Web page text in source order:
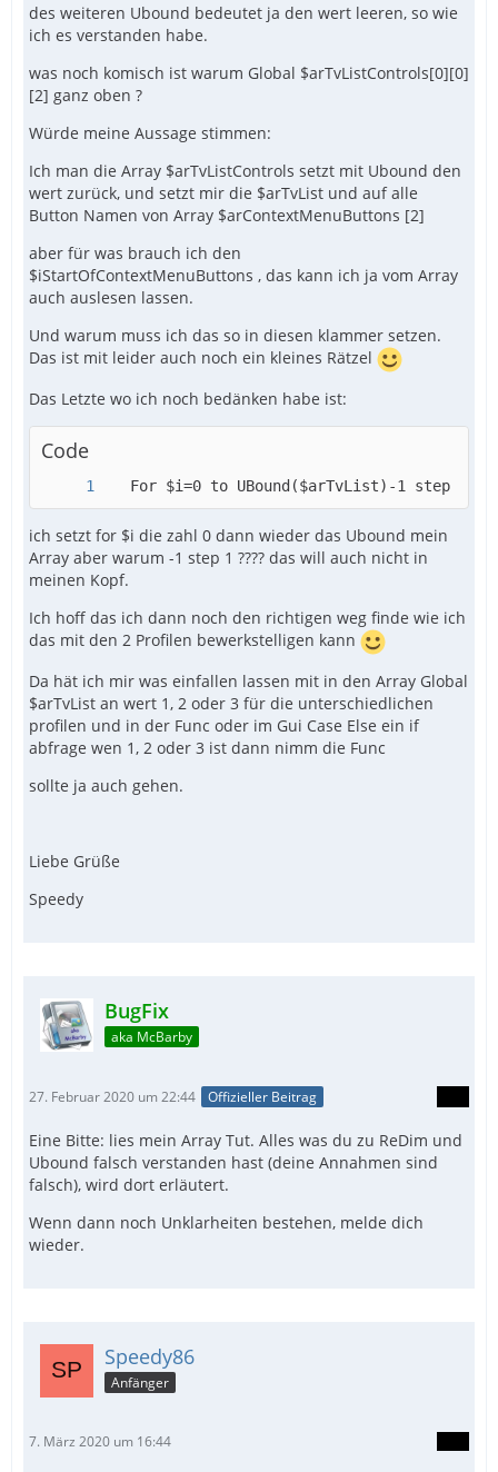
des weiteren Ubound bedeutet ja den wert leeren, so wie
ich es verstanden habe.
was noch komisch ist warum Global $arTvListControls[0][0]
[2] ganz oben ?
Würde meine Aussage stimmen:
Ich man die Array $arTvListControls setzt mit Ubound den
wert zurück, und setzt mir die $arTvList und auf alle
Button Namen von Array $arContextMenuButtons [2]
aber für was brauch ich den
$iStartOfContextMenuButtons , das kann ich ja vom Array
auch auslesen lassen.
Und warum muss ich das so in diesen klammer setzen.
Das ist mit leider auch noch ein kleines Rätzel
Das Letzte wo ich noch bedänken habe ist:
Code
   For $i=0 to UBound($arTvList)-1 step 1
ich setzt for $i die zahl 0 dann wieder das Ubound mein
Array aber warum -1 step 1 ???? das will auch nicht in
meinen Kopf.
Ich hoff das ich dann noch den richtigen weg finde wie ich
das mit den 2 Profilen bewerkstelligen kann
Da hät ich mir was einfallen lassen mit in den Array Global
$arTvList an wert 1, 2 oder 3 für die unterschiedlichen
profilen und in der Func oder im Gui Case Else ein if
abfrage wen 1, 2 oder 3 ist dann nimm die Func
sollte ja auch gehen.
Liebe Grüße
Speedy
BugFix
aka McBarby
27. Februar 2020 um 22:44 Offizieller Beitrag
Eine Bitte: lies mein Array Tut. Alles was du zu ReDim und
Ubound falsch verstanden hast (deine Annahmen sind
falsch), wird dort erläutert.
Wenn dann noch Unklarheiten bestehen, melde dich
wieder.
Speedy86
Anfänger
7. März 2020 um 16:44